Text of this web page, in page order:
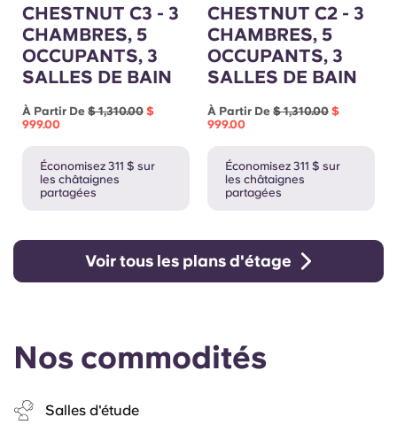
CHESTNUT C3 - 3
CHAMBRES, 5
OCCUPANTS, 3
SALLES DE BAIN
À Partir De $ 1,310.00 $
999.00
Économisez 311 $ sur
les châtaignes
partagées
CHESTNUT C2 - 3
CHAMBRES, 5
OCCUPANTS, 3
SALLES DE BAIN
À Partir De $ 1,310.00 $
999.00
Économisez 311 $ sur
les châtaignes
partagées
Voir tous les plans d'étage
Nos commodités
Salles d'étude